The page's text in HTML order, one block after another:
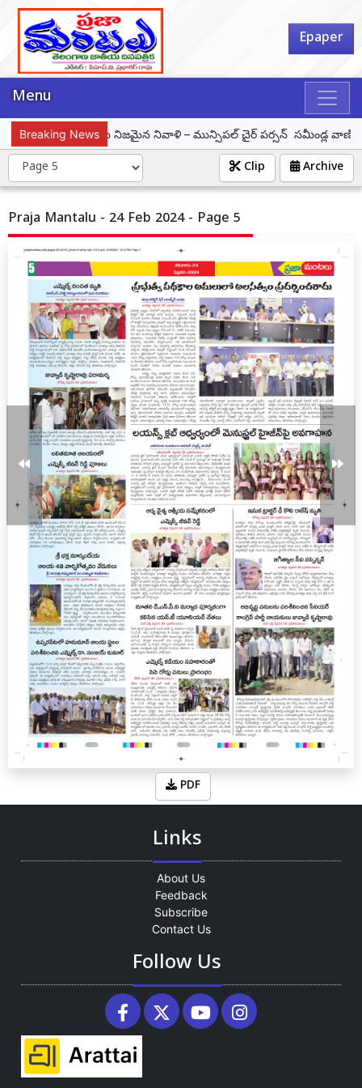
Epaper
Menu
Breaking News
సాధనే ఆయనకు నిజమైన నివాళి – మున్సిపల్ చైర్ పర్సన్ సమీండ్ల వాణి
Archive
Clip
Praja Mantalu - 24 Feb 2024 - Page 5
PDF
Links
About Us
Feedback
Subscribe
Contact Us
Follow Us